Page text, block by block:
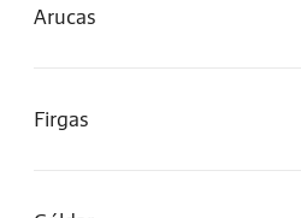
Arucas
Firgas